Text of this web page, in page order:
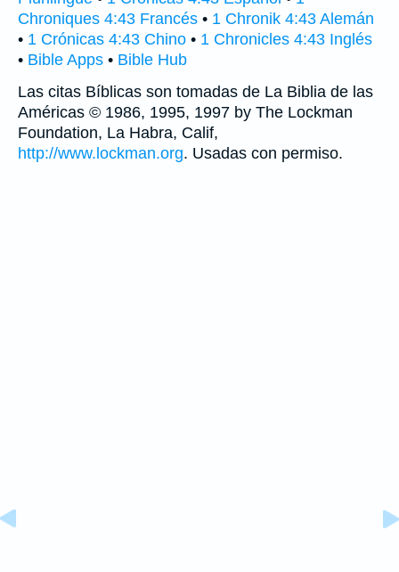
Chroniques 4:43 Francés • 1 Chronik 4:43 Alemán
• 1 Crónicas 4:43 Chino • 1 Chronicles 4:43 Inglés
• Bible Apps • Bible Hub
Las citas Bíblicas son tomadas de La Biblia de las
Américas © 1986, 1995, 1997 by The Lockman
Foundation, La Habra, Calif,
http://www.lockman.org. Usadas con permiso.